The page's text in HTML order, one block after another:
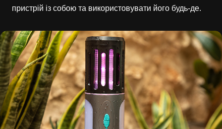
пристрій із собою та використовувати його будь-де.